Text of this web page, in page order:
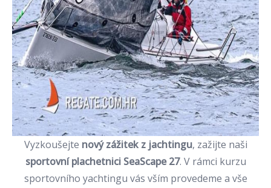
Vyzkoušejte nový zážitek z jachtingu, zažijte naši
sportovní plachetnici SeaScape 27. V rámci kurzu
sportovního yachtingu vás vším provedeme a vše